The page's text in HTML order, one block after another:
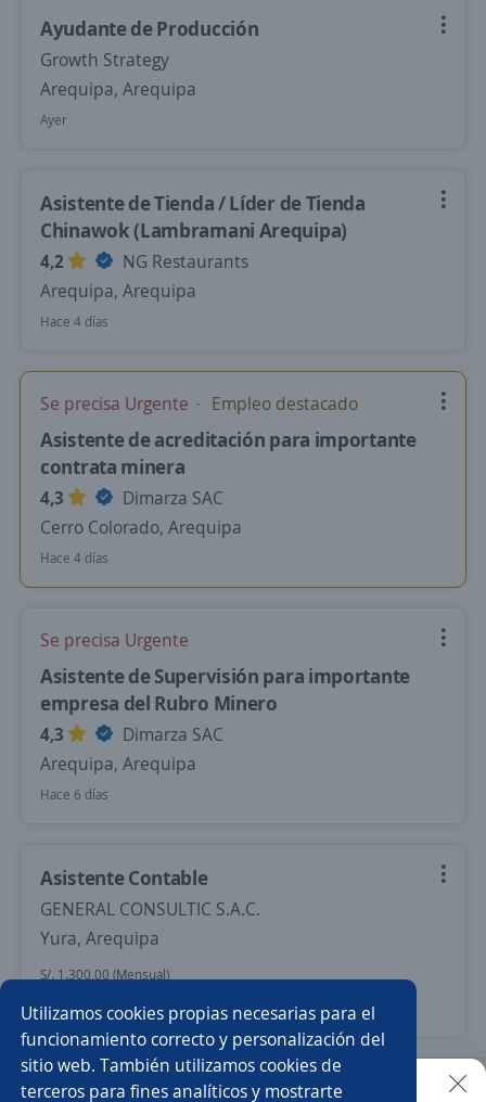
Ayudante de Producción
Growth Strategy
Arequipa, Arequipa
Ayer
Asistente de Tienda / Líder de Tienda
Chinawok (Lambramani Arequipa)
4,2
NG Restaurants
Arequipa, Arequipa
Hace 4 días
Se precisa Urgente Empleo destacado
Asistente de acreditación para importante
contrata minera
4,3
Dimarza SAC
Cerro Colorado, Arequipa
Hace 4 días
Se precisa Urgente
Asistente de Supervisión para importante
empresa del Rubro Minero
4,3
Dimarza SAC
Arequipa, Arequipa
Hace 6 días
Asistente Contable
GENERAL CONSULTIC S.A.C.
Yura, Arequipa
S/. 1.300,00 (Mensual)
Más de 30 días
Nuevas ofertas de empleo Avísame
Utilizamos cookies propias necesarias para el
funcionamiento correcto y personalización del
sitio web. También utilizamos cookies de
terceros para fines analíticos y mostrarte